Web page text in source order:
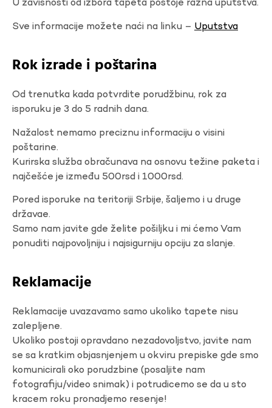
U zavisnosti od izbora tapeta postoje razna uputstva.
Sve informacije možete naći na linku – Uputstva
Rok izrade i poštarina
Od trenutka kada potvrdite porudžbinu, rok za
isporuku je 3 do 5 radnih dana.
Nažalost nemamo preciznu informaciju o visini
poštarine.
Kurirska služba obračunava na osnovu težine paketa i
najčešće je između 500rsd i 1000rsd.
Pored isporuke na teritoriji Srbije, šaljemo i u druge
državae.
Samo nam javite gde želite pošiljku i mi ćemo Vam
ponuditi najpovoljniju i najsigurniju opciju za slanje.
Reklamacije
Reklamacije uvazavamo samo ukoliko tapete nisu
zalepljene.
Ukoliko postoji opravdano nezadovoljstvo, javite nam
se sa kratkim objasnjenjem u okviru prepiske gde smo
komunicirali oko porudzbine (posaljite nam
fotografiju/video snimak) i potrudicemo se da u sto
kracem roku pronadjemo resenje!